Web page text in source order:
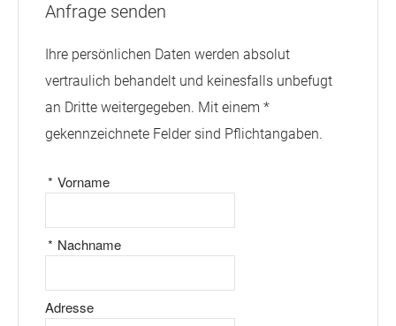
Anfrage senden
Ihre persönlichen Daten werden absolut
vertraulich behandelt und keinesfalls unbefugt
an Dritte weitergegeben. Mit einem *
gekennzeichnete Felder sind Pflichtangaben.
Vorname
*
Nachname
*
Adresse